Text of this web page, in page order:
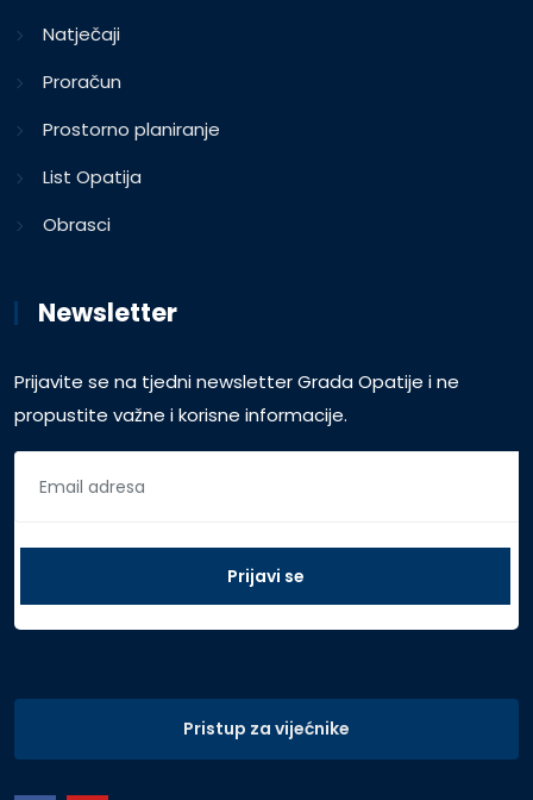
Natječaji
Proračun
Prostorno planiranje
List Opatija
Obrasci
Newsletter
Prijavite se na tjedni newsletter Grada Opatije i ne
propustite važne i korisne informacije.
Pristup za vijećnike